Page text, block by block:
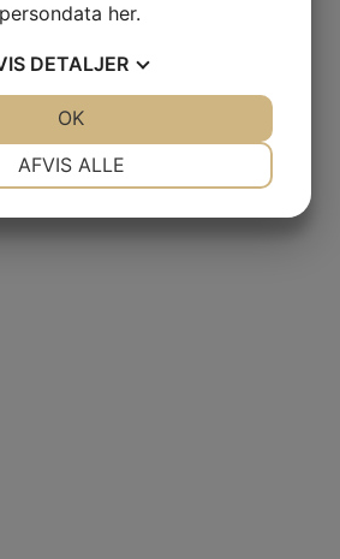
her.
DETALJER
AFVIS ALLE
OK